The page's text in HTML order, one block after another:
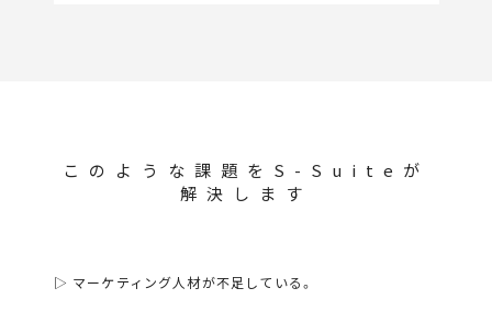
このような課題をS-Suiteが
解決します
▷ マーケティング人材が不足している。